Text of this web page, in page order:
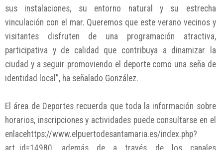
sus instalaciones, su entorno natural y su estrecha
vinculación con el mar. Queremos que este verano vecinos y
visitantes disfruten de una programación atractiva,
participativa y de calidad que contribuya a dinamizar la
ciudad y a seguir promoviendo el deporte como una seña de
identidad local”, ha señalado González.
El área de Deportes recuerda que toda la información sobre
horarios, inscripciones y actividades puede consultarse en el
enlacehttps://www.elpuertodesantamaria.es/index.php?
art_id=14980, además de a través de los canales